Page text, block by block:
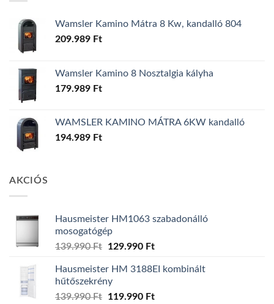
Wamsler Kamino Mátra 8 Kw, kandalló 804
209.989 Ft
Wamsler Kamino 8 Nosztalgia kályha
179.989 Ft
WAMSLER KAMINO MÁTRA 6KW kandalló
194.989 Ft
AKCIÓS
Hausmeister HM1063 szabadonálló
mosogatógép
139.990Ft
Original
was:
139.990 Ft.
129.990 FtCurrent
is:
Hausmeister HM 3188EI kombinált
hűtőszekrény
139.990Ft
Original
119.990 FtCurrent